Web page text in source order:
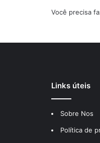
Você precisa
Links úteis
Sobre Nos
Política de